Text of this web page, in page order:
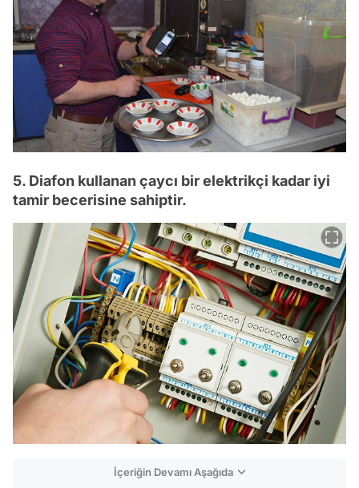
5. Diafon kullanan çaycı bir elektrikçi kadar iyi
tamir becerisine sahiptir.
İçeriğin Devamı Aşağıda